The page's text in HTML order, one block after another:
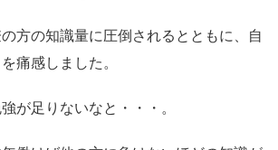
方の知識量に圧倒されるとともに、自
痛感しました。
が足りないなと・・・。